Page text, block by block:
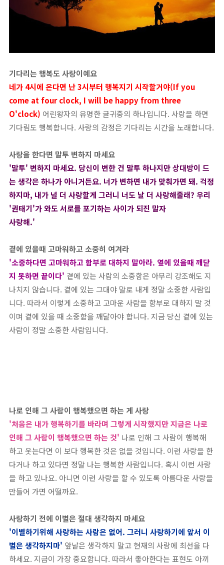
기다리는 행복도 사랑이예요
네가 4시에 온다면 난 3시부터 행복지기 시작할거야(If you
come at four clock, I will be happy from three
O'clock) 어린왕자의 유명한 글귀중의 하나입니다. 사랑을 하면
기다림도 행복합니다. 사랑의 감정은 기다리는 시간을 노래합니다.
사랑을 한다면 말투 변하지 마세요
'말투' 변하지 마세요. 당신이 변한 건 말투 하나지만 상대방이 드
는 생각은 하나가 아니거든요. 너가 변하면 내가 맞춰가면 돼. 걱정
하지마, 내가 널 더 사랑할게 그러니 너도 날 더 사랑해줄래? 우리
'권태기'가 와도 서로를 포기하는 사이가 되진 말자
사랑해.'
곁에 있을때 고마워하고 소중히 여겨라
'소중하다면 고마워하고 함부로 대하지 말아라. 옆에 있을때 깨닫
지 못하면 끝이다' 곁에 있는 사람의 소중함은 아무리 강조해도 지
나치지 않습니다. 곁에 있는 그대야 말로 내게 정말 소중한 사람입
니다. 따라서 이렇게 소중하고 고마운 사람을 함부로 대하지 말 것
이며 곁에 있을 때 소중함을 깨달아야 합니다. 지금 당신 곁에 있는
사람이 정말 소중한 사람입니다.
나로 인해 그 사람이 행복했으면 하는 게 사랑
'처음은 내가 행복하기를 바라며 그렇게 시작했지만 지금은 나로
인해 그 사람이 행복했으면 하는 것' 나로 인해 그 사람이 행복해
하고 웃는다면 이 보다 행복한 것은 없을 것입니다. 이런 사랑을 한
다거나 하고 있다면 정말 나는 행복한 사람입니다. 혹시 이런 사랑
을 하고 있나요. 아니면 이런 사랑을 할 수 있도록 아름다운 사랑을
만들어 가면 어떨까요.
사랑하기 전에 이별은 절대 생각하지 마세요
'이별하기위해 사랑하는 사람은 없어. 그러니 사랑하기에 앞서 이
별은 생각하지마' 앞날은 생각하지 말고 현재의 사랑에 최선을 다
하세요. 지금이 가장 중요합니다. 따라서 좋아한다는 표현도 아끼